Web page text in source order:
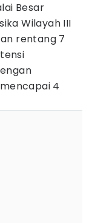
Besar
Wilayah III
rentang 7
4